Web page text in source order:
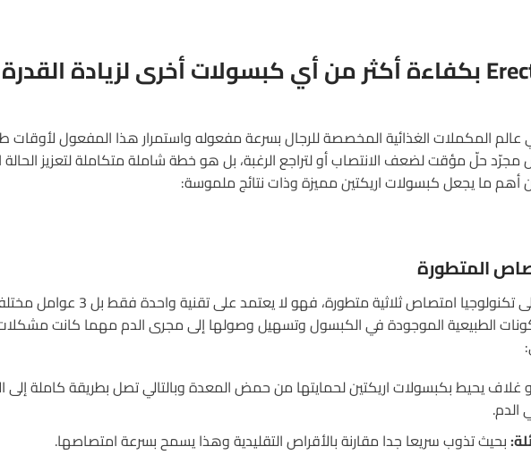
لماذا يعمل Erectin بكفاءة أكثر من أي كبسولات أخرى لزيادة القدرة
عالم المكملات الغذائية المخصصة للرجال بسرعة مفعوله واستمرار هذا المفعول لأوقات
حلّ مؤقت لضعف الانتصاب أو لتراجع الرغبة، بل هو خطة شاملة متكاملة لتعزيز الحالة
أهم ما يجعل كبسولات اريكتين مميزة وذات نتائج ملموسة:
يعتمد اريكتين كبسول على تكنولوجيا امتصاص ثلاثية متطورة،
الطبيعية الموجودة في الكبسول وتسهيل وصولها إلى مجرى الدم مهما كانت
يحيط بكبسولات اريكتين لحمايتها من حمض المعدة وبالتالي تصل بطريقة كاملة إلى
بحيث تذوب سريعا جدا مقارنة بالأقراص التقليدية وهذا يسمح بسرعة امتصاصها.